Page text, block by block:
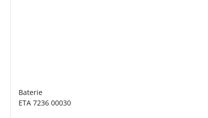
Baterie
ETA 7236 00030